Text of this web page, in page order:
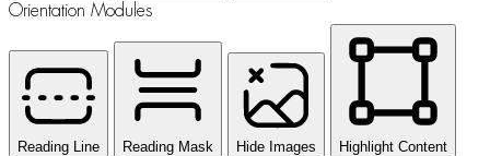
Orientation Modules
Reading Line Reading Mask Hide Images Highlight Content